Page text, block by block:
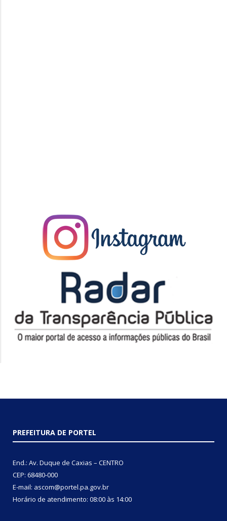
PREFEITURA DE PORTEL
End.: Av. Duque de Caxias – CENTRO
CEP: 68480-000
E-mail: ascom@portel.pa.gov.br
Horário de atendimento: 08:00 às 14:00